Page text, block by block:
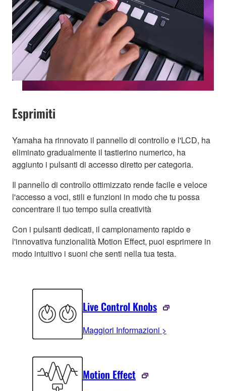
Esprimiti
Yamaha ha rinnovato il pannello di controllo e l'LCD, ha
eliminato gradualmente il tastierino numerico, ha
aggiunto i pulsanti di accesso diretto per categoria.
Il pannello di controllo ottimizzato rende facile e veloce
l'accesso a voci, stili e funzioni in modo che tu possa
concentrare il tuo tempo sulla creatività
Con i pulsanti dedicati, il campionamento rapido e
l'innovativa funzionalità Motion Effect, puoi esprimere in
modo intuitivo i suoni che senti nella tua testa.
Live Control Knobs
Maggiori Informazioni >
Motion Effect